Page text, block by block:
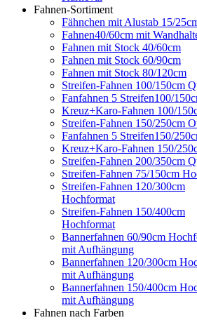
Fahnen-Sortiment
Fähnchen mit Alustab 15/
Fahnen40/60cm mit
Fahnen mit Stock 40/60cm
Fahnen mit Stock 60/90cm
Fahnen mit Stock 80/120cm
Streifen-Fahnen 100/150cm
Fanfahnen 5 Streifen100/
Kreuz+Karo-Fahnen 100/
Streifen-Fahnen 150/250cm
Fanfahnen 5 Streifen150/
Kreuz+Karo-Fahnen 150/
Streifen-Fahnen 200/350cm
Streifen-Fahnen 75/150cm
Streifen-Fahnen 120/300cm
Hochformat
Streifen-Fahnen 150/400cm
Hochformat
Bannerfahnen 60/90cm
mit Aufhängung
Bannerfahnen 120/300cm
mit Aufhängung
Bannerfahnen 150/400cm
mit Aufhängung
Fahnen nach Farben